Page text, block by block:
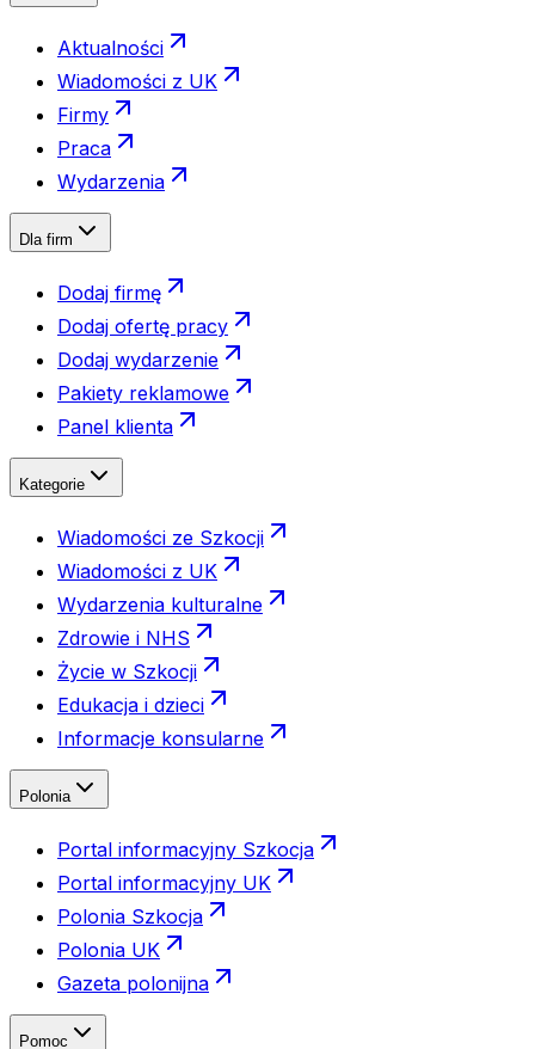
Aktualności
Wiadomości z UK
Firmy
Praca
Wydarzenia
Dla firm
Dodaj firmę
Dodaj ofertę pracy
Dodaj wydarzenie
Pakiety reklamowe
Panel klienta
Kategorie
Wiadomości ze Szkocji
Wiadomości z UK
Wydarzenia kulturalne
Zdrowie i NHS
Życie w Szkocji
Edukacja i dzieci
Informacje konsularne
Polonia
Portal informacyjny Szkocja
Portal informacyjny UK
Polonia Szkocja
Polonia UK
Gazeta polonijna
Pomoc